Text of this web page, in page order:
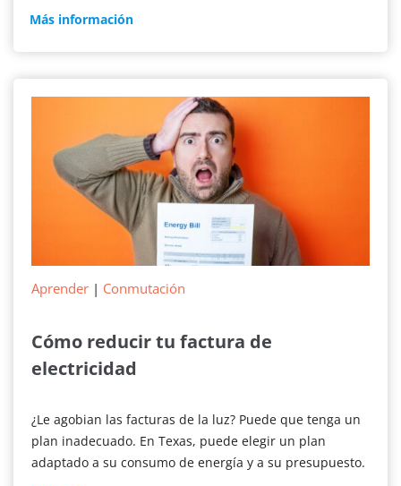
Más informaciónGuía
para
cambiar
proveedor
Aprender | Conmutación
Cómo reducir tu factura de
electricidad
¿Le agobian las facturas de la luz? Puede que tenga un
plan inadecuado. En Texas, puede elegir un plan
adaptado a su consumo de energía y a su presupuesto.